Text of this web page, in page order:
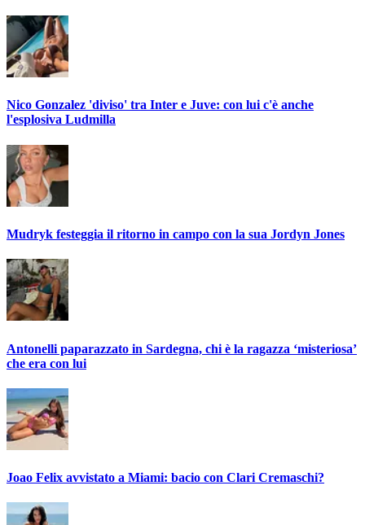
Nico Gonzalez 'diviso' tra Inter e Juve: con lui c'è anche
l'esplosiva Ludmilla
Mudryk festeggia il ritorno in campo con la sua Jordyn Jones
Antonelli paparazzato in Sardegna, chi è la ragazza ‘misteriosa’
che era con lui
Joao Felix avvistato a Miami: bacio con Clari Cremaschi?